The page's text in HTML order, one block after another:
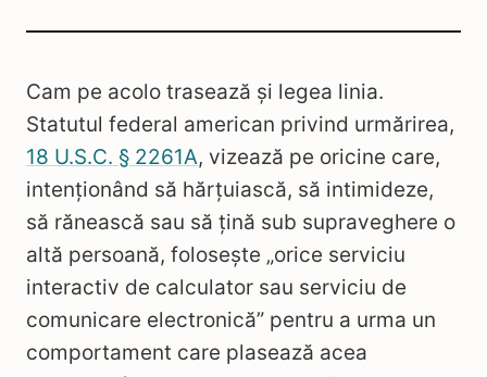
Cam pe acolo trasează și legea linia.
Statutul federal american privind urmărirea,
18 U.S.C. § 2261A, vizează pe oricine care,
intenționând să hărțuiască, să intimideze,
să rănească sau să țină sub supraveghere o
altă persoană, folosește „orice serviciu
interactiv de calculator sau serviciu de
comunicare electronică” pentru a urma un
comportament care plasează acea